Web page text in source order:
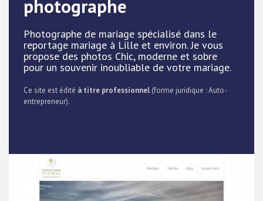
photographe
Photographe de mariage spécialisé dans le
reportage mariage à Lille et environ. Je vous
propose des photos Chic, moderne et sobre
pour un souvenir inoubliable de votre mariage.
Ce site est édité à titre professionnel (forme juridique : Auto-
entrepreneur).